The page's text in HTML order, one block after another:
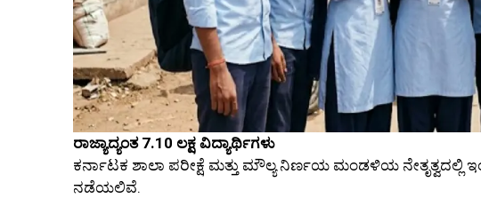
ರಾಜ್ಯಾದ್ಯಂತ 7.10 ಲಕ್ಷ ವಿದ್ಯಾರ್ಥಿಗಳು
ಕರ್ನಾಟಕ ಶಾಲಾ ಪರೀಕ್ಷೆ ಮತ್ತು ಮೌಲ್ಯ ನಿರ್ಣಯ ಮಂಡಳಿಯ ನೇತೃತ್ವದಲ್ಲಿ
ನಡೆಯಲಿವೆ.